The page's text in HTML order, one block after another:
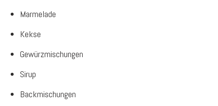
Marmelade
Kekse
Gewürzmischungen
Sirup
Backmischungen